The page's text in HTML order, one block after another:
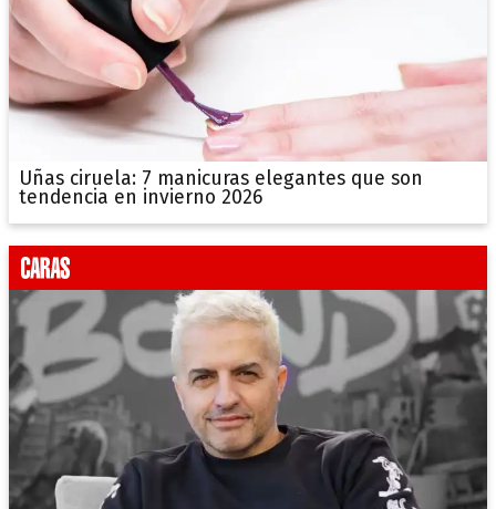
Uñas ciruela: 7 manicuras elegantes que son
tendencia en invierno 2026